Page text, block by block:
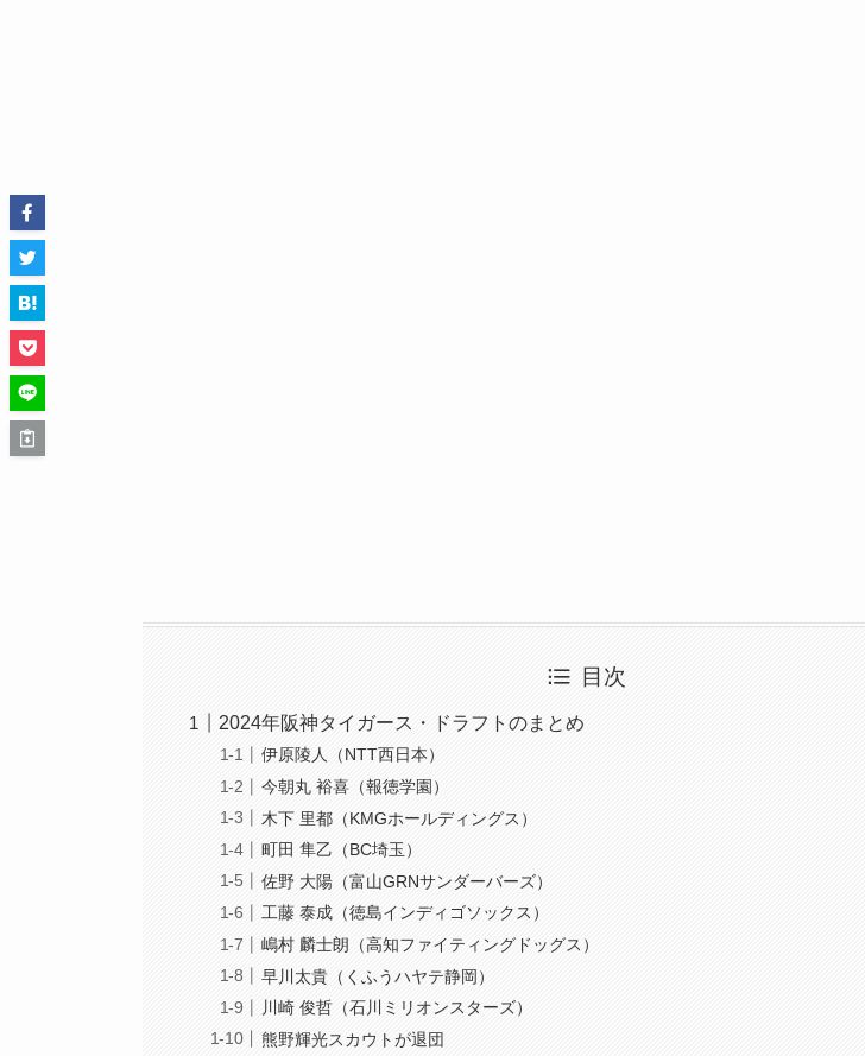
目次
2024年阪神タイガース・ドラフトのまとめ
伊原陵人（NTT西日本）
今朝丸 裕喜（報徳学園）
木下 里都（KMGホールディングス）
町田 隼乙（BC埼玉）
佐野 大陽（富山GRNサンダーバーズ）
工藤 泰成（徳島インディゴソックス）
嶋村 麟士朗（高知ファイティングドッグス）
早川太貴（くふうハヤテ静岡）
川崎 俊哲（石川ミリオンスターズ）
熊野輝光スカウトが退団